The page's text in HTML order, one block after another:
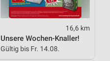
16,6 km
Unsere Wochen-Knaller!
Gültig bis Fr. 14.08.